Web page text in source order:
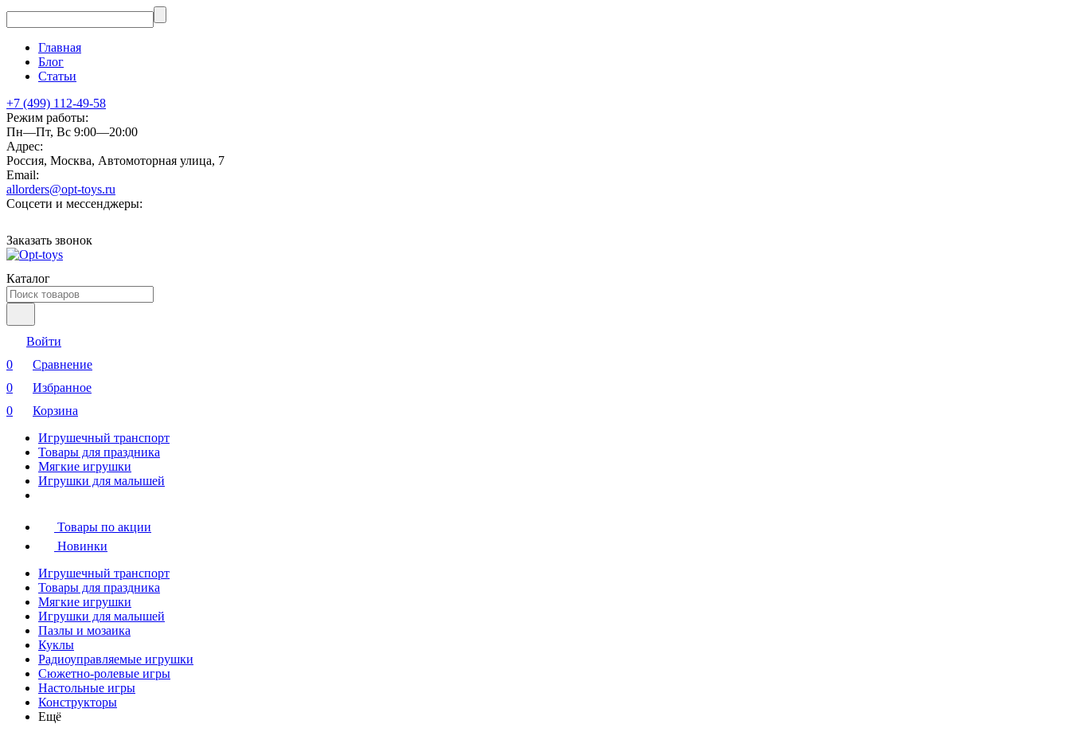
Главная
Блог
Статьи
+7 (499) 112-49-58
Режим работы:
Пн—Пт, Вс 9:00—20:00
Адрес:
Россия, Москва, Автомоторная улица, 7
Email:
allorders@opt-toys.ru
Соцсети и мессенджеры:
Заказать звонок
Каталог
Войти
0
Сравнение
0
Избранное
0
Корзина
Игрушечный транспорт
Товары для праздника
Мягкие игрушки
Игрушки для малышей
Товары по акции
Новинки
Игрушечный транспорт
Товары для праздника
Мягкие игрушки
Игрушки для малышей
Пазлы и мозаика
Куклы
Радиоуправляемые игрушки
Сюжетно-ролевые игры
Настольные игры
Конструкторы
Ещё